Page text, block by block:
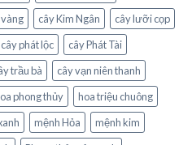
cây Kim Ngân
cây lưỡi cọp
cây phát lộc
cây Phát Tài
trầu bà
cây vạn niên thanh
phong thủy
hoa triệu chuông
mệnh Hỏa
mệnh kim